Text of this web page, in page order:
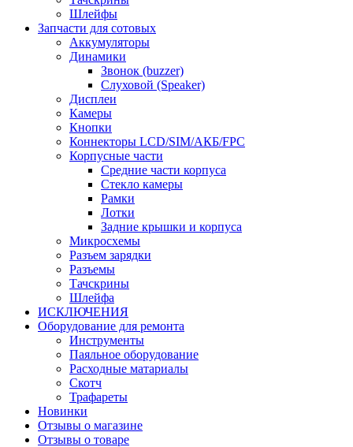
Шлейфы
Запчасти для сотовых
Аккумуляторы
Динамики
Звонок (buzzer)
Слуховой (Speaker)
Дисплеи
Камеры
Кнопки
Коннекторы LCD/SIM/АКБ/FPC
Корпусные части
Средние части корпуса
Стекло камеры
Рамки
Лотки
Задние крышки и корпуса
Микросхемы
Разъем зарядки
Разъемы
Тачскрины
Шлейфа
ИСКЛЮЧЕНИЯ
Оборудование для ремонта
Инструменты
Паяльное оборудование
Расходные матариалы
Скотч
Трафареты
Новинки
Отзывы о магазине
Отзывы о товаре